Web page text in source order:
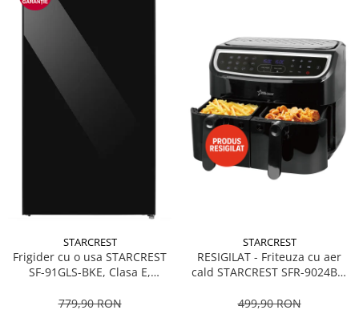
STARCREST
Frigider cu o usa STARCREST
SF-91GLS-BKE, Clasa E,
interioara, H 83 cm, Sticla
779,90 RON
STARCREST
RESIGILAT - Friteuza cu aer
cald STARCREST SFR-9024BK,
Termostat 80 - 200 °C, 12
499,90 RON